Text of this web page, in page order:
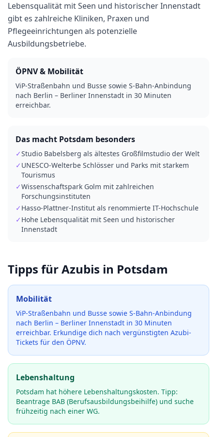
Lebensqualität mit Seen und historischer Innenstadt
gibt es zahlreiche Kliniken, Praxen und
Pflegeeinrichtungen als potenzielle
Ausbildungsbetriebe.
ÖPNV & Mobilität
ViP-Straßenbahn und Busse sowie S-Bahn-Anbindung
nach Berlin – Berliner Innenstadt in 30 Minuten
erreichbar.
Das macht Potsdam besonders
✓Studio Babelsberg als ältestes Großfilmstudio der Welt
✓ UNESCO-Welterbe Schlösser und Parks mit starkem
Tourismus
✓Wissenschaftspark Golm mit zahlreichen
Forschungsinstituten
✓ Hasso-Plattner-Institut als renommierte IT-Hochschule
✓ Hohe Lebensqualität mit Seen und historischer
Innenstadt
Tipps für Azubis in Potsdam
Mobilität
ViP-Straßenbahn und Busse sowie S-Bahn-Anbindung
nach Berlin – Berliner Innenstadt in 30 Minuten
erreichbar. Erkundige dich nach vergünstigten Azubi-
Tickets für den ÖPNV.
Lebenshaltung
Potsdam hat höhere Lebenshaltungskosten. Tipp:
Beantrage BAB (Berufsausbildungsbeihilfe) und suche
frühzeitig nach einer WG.